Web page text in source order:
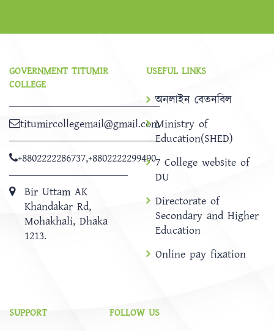
GOVERNMENT TITUMIR
COLLEGE
titumircollegemail@gmail.com
+8802222286737,+8802222299490
Bir Uttam AK
Khandakar Rd,
Mohakhali, Dhaka
1213.
USEFUL LINKS
অনলাইন বেতনবিল
Ministry of
Education(SHED)
7 College website of
DU
Directorate of
Secondary and Higher
Education
Online pay fixation
SUPPORT FOLLOW US